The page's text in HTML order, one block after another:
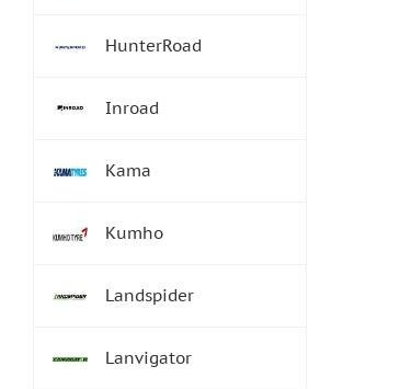
HunterRoad
Inroad
Kama
Kumho
Landspider
Lanvigator